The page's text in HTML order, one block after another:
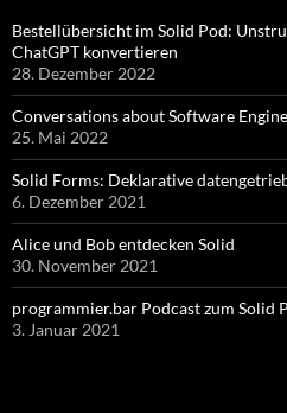
Bestellübersicht im Solid Pod:
ChatGPT konvertieren
28. Dezember 2022
Conversations about Software
25. Mai 2022
Solid Forms: Deklarative
6. Dezember 2021
Alice und Bob entdecken Solid
30. November 2021
programmier.bar Podcast zum Solid
3. Januar 2021